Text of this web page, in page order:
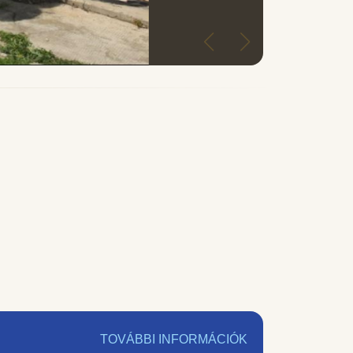
TOVÁBBI INFORMÁCIÓK